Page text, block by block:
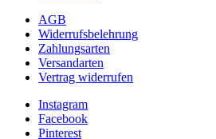
AGB
Widerrufsbelehrung
Zahlungsarten
Versandarten
Vertrag widerrufen
Instagram
Facebook
Pinterest